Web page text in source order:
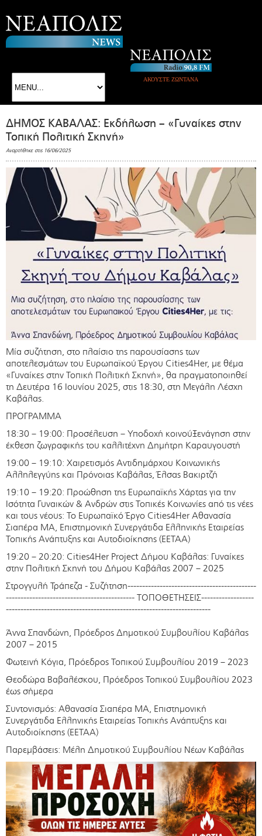
ΑΚΟΥΣΤΕ ΖΩΝΤΑΝΑ
ΔΗΜΟΣ ΚΑΒΑΛΑΣ: Εκδήλωση – «Γυναίκες στην
Τοπική Πολιτική Σκηνή»
Αναρτήθηκε στις 16/06/2025
Μία συζήτηση, στο πλαίσιο της παρουσίασης των
αποτελεσμάτων του Ευρωπαϊκού Έργου Cities4Her, με θέμα
«Γυναίκες στην Τοπική Πολιτική Σκηνή», θα πραγματοποιηθεί
τη Δευτέρα 16 Ιουνίου 2025, στις 18:30, στη Μεγάλη Λέσχη
Καβάλας.
ΠΡΟΓΡΑΜΜΑ
18:30 – 19:00: Προσέλευση – Υποδοχή κοινούΞενάγηση στην
έκθεση ζωγραφικής του καλλιτέχνη Δημήτρη Καραυγουστή
19:00 – 19:10: Χαιρετισμός Αντιδημάρχου Κοινωνικής
Αλληλεγγύης και Πρόνοιας Καβάλας, Έλσας Βακιρτζή
19:10 – 19:20: Προώθηση της Ευρωπαϊκής Χάρτας για την
Ισότητα Γυναικών & Ανδρών στις Τοπικές Κοινωνίες από τις νέες
και τους νέους: Το Ευρωπαϊκό Έργο Cities4Her Αθανασία
Σιαπέρα ΜΑ, Επιστημονική Συνεργάτιδα Ελληνικής Εταιρείας
Τοπικής Ανάπτυξης και Αυτοδιοίκησης (ΕΕΤΑΑ)
19:20 – 20:20: Cities4Her Project Δήμου Καβάλας: Γυναίκες
στην Πολιτική Σκηνή του Δήμου Καβάλας 2007 – 2025
Στρογγυλή Τράπεζα - Συζήτηση--------------------------------------------
-------------------------------------------- ΤΟΠΟΘΕΤΗΣΕΙΣ------------------
----------------------------------------------------------------------
Άννα Σπανδώνη, Πρόεδρος Δημοτικού Συμβουλίου Καβάλας
2007 – 2015
Φωτεινή Κόγια, Πρόεδρος Τοπικού Συμβουλίου 2019 – 2023
Θεοδώρα Βαβαλέσκου, Πρόεδρος Τοπικού Συμβουλίου 2023
έως σήμερα
Συντονισμός: Αθανασία Σιαπέρα ΜΑ, Επιστημονική
Συνεργάτιδα Ελληνικής Εταιρείας Τοπικής Ανάπτυξης και
Αυτοδιοίκησης (ΕΕΤΑΑ)
Παρεμβάσεις: Μέλη Δημοτικού Συμβουλίου Νέων Καβάλας